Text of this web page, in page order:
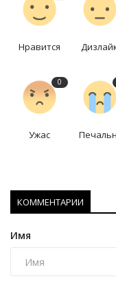
Нравится
0
Ужас
КОММЕНТАРИИ
Имя